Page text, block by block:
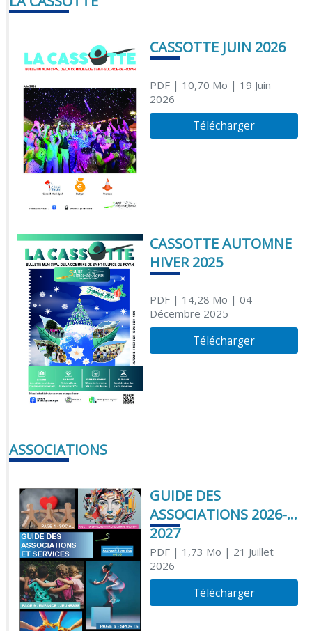
CASSOTTE JUIN 2026
PDF| 10,70 Mo | 19 Juin
2026
Télécharger
CASSOTTE AUTOMNE
HIVER 2025
PDF| 14,28 Mo | 04
Décembre 2025
Télécharger
ASSOCIATIONS
GUIDE DES
ASSOCIATIONS 2026-
2027
PDF| 1,73 Mo | 21 Juillet
2026
Télécharger